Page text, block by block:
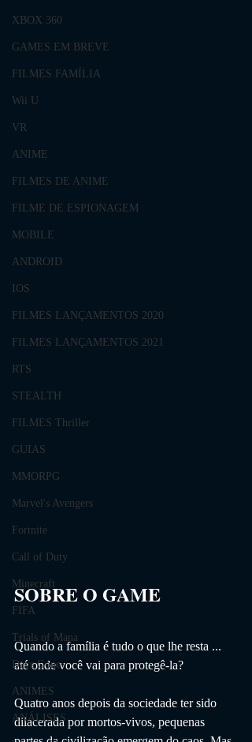
XBOX 360
GAMES EM BREVE
FILMES FAMÍLIA
Wii U
VR
ANIME
FILMES DE ANIME
FILME DE ESPIONAGEM
MOBILE
ANDROID
IOS
FILMES LANÇAMENTOS 2020
FILMES LANÇAMENTOS 2021
RTS
STEALTH
FILMES Thriller
GUIAS
MMORPG
Marvel's Avengers
Fortnite
Call of Duty
Minecraft
FIFA
Trials of Mana
Days Gone
ANIMES
ANÁLISES
SOBRE O GAME
Quando a família é tudo o que lhe resta ...
até onde você vai para protegê-la?
Quatro anos depois da sociedade ter sido
dilacerada por mortos-vivos, pequenas